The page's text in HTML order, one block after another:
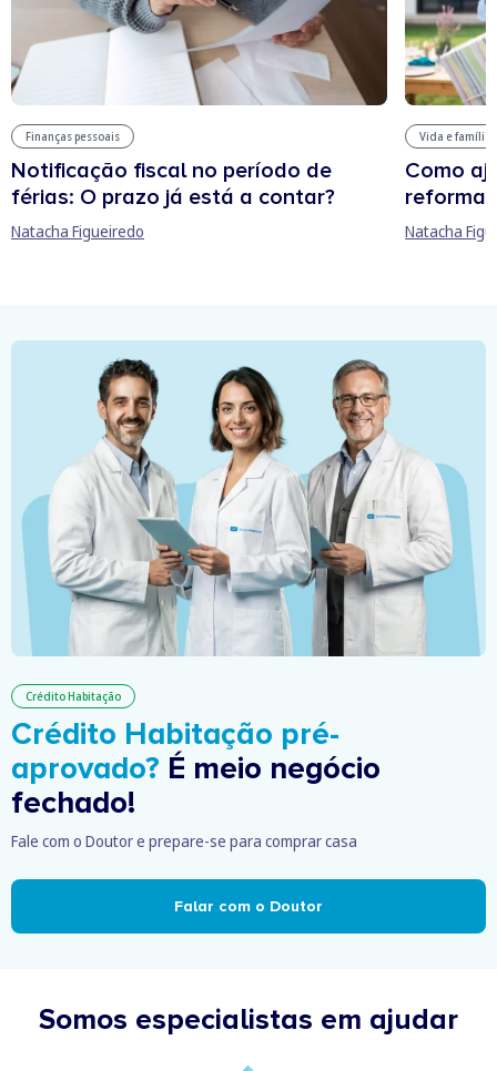
Finanças pessoais
Notificação fiscal no período de
férias: O prazo já está a contar?
Natacha Figueiredo
Vida e família
Como
reforma
Natacha
Crédito Habitação
Crédito Habitação pré-
aprovado? É meio negócio
fechado!
Fale com o Doutor e prepare-se para comprar casa
Falar com o Doutor
Somos especialistas em ajudar